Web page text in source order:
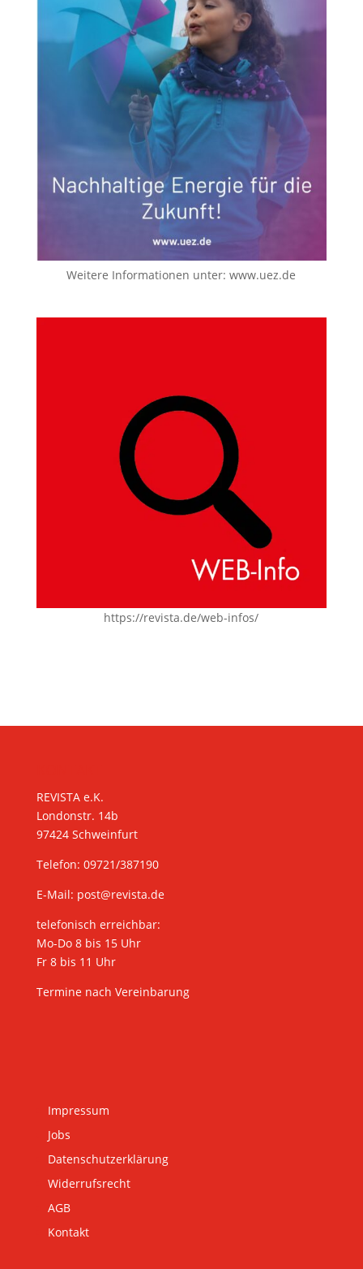
Weitere Informationen unter:www.uez.de
https://revista.de/web-infos/
REVISTA e.K.
Londonstr. 14b
97424 Schweinfurt
Telefon: 09721/387190
E-Mail: post@revista.de
telefonisch erreichbar:
Mo-Do 8 bis 15 Uhr
Fr 8 bis 11 Uhr
Termine nach Vereinbarung
Impressum
Jobs
Datenschutzerklärung
Widerrufsrecht
AGB
Kontakt